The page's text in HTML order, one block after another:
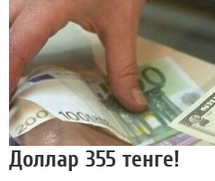
Доллар 355 тенге!